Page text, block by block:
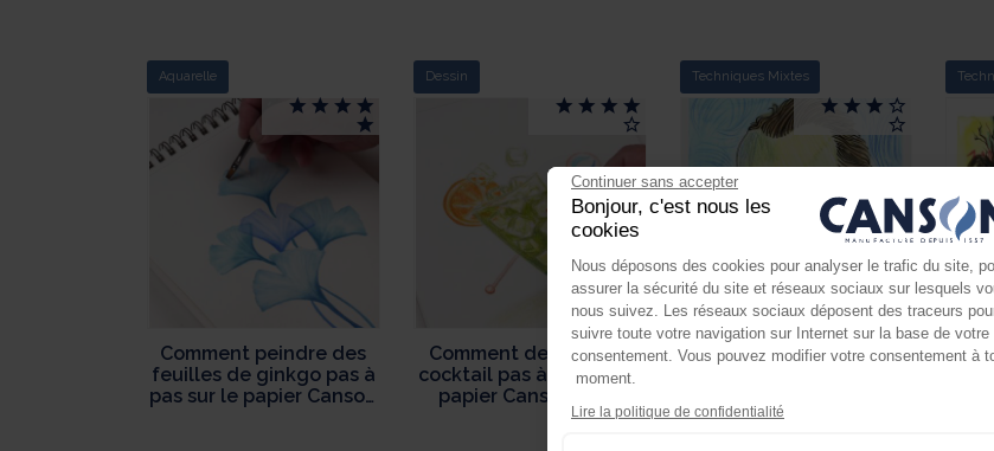
Aquarelle
Comment peindre des
feuilles de ginkgo pas à
pas sur le papier Canson
Dessin
Comment dessiner un
cocktail pas à pas sur le
papier Canson "C" à
Techniques Mixtes
Peindre un portrait de
Continuer sans accepter
Bonjour, c'est nous les
cookies
Nous déposons des cookies pour analyser le trafic du site,
assurer la sécurité du site et réseaux sociaux sur lesquels
nous suivez. Les réseaux sociaux déposent des traceurs
suivre toute votre navigation sur Internet sur la base de votre
consentement. Vous pouvez modifier votre consentement à
moment.
Lire la politique de confidentialitéAxeptio consent